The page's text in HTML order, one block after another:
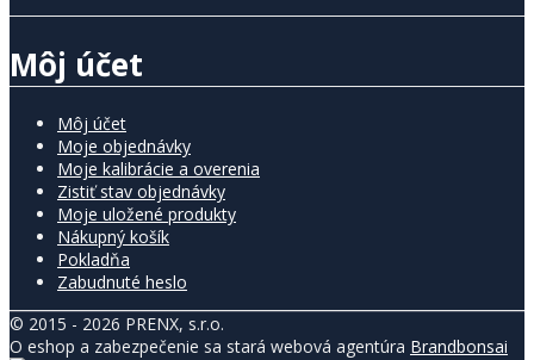
Môj účet
Môj účet
Moje objednávky
Moje kalibrácie a overenia
Zistiť stav objednávky
Moje uložené produkty
Nákupný košík
Pokladňa
Zabudnuté heslo
© 2015 - 2026 PRENX, s.r.o.
O eshop a zabezpečenie sa stará webová agentúra Brandbonsai